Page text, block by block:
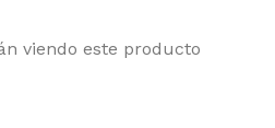
viendo este producto